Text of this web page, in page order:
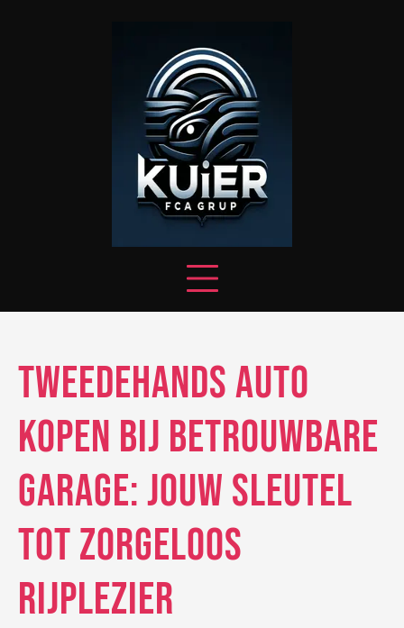
Tweedehands Auto
Kopen bij Betrouwbare
Garage: Jouw Sleutel
tot Zorgeloos
Rijplezier